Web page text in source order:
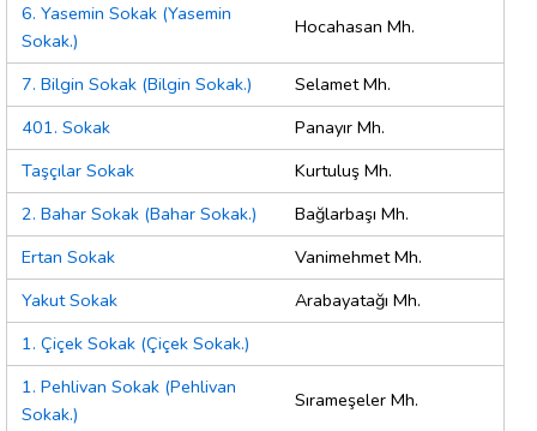
6. Yasemin Sokak (Yasemin
Sokak.)
Hocahasan Mh.
7. Bilgin Sokak (Bilgin Sokak.)
Selamet Mh.
401. Sokak
Panayır Mh.
Taşçılar Sokak
Kurtuluş Mh.
2. Bahar Sokak (Bahar Sokak.)
Bağlarbaşı Mh.
Ertan Sokak
Vanimehmet Mh.
Yakut Sokak
Arabayatağı Mh.
1. Çiçek Sokak (Çiçek Sokak.)
1. Pehlivan Sokak (Pehlivan
Sokak.)
Sırameşeler Mh.